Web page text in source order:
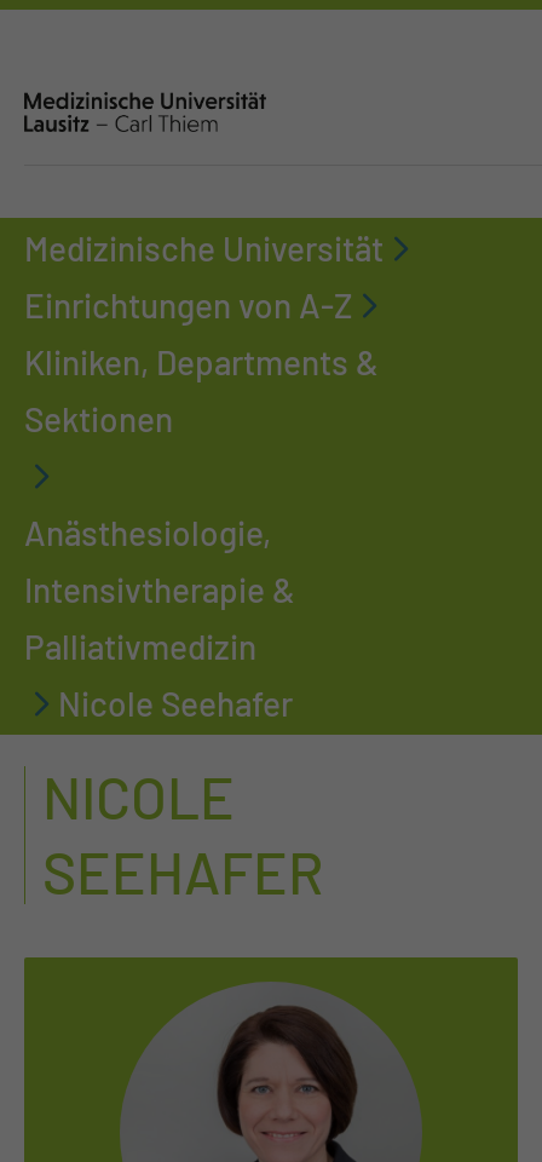
Medizinische Universität
Einrichtungen von A-Z
Kliniken, Departments &
Sektionen
Anästhesiologie,
Intensivtherapie &
Palliativmedizin
Nicole Seehafer
NICOLE
SEEHAFER